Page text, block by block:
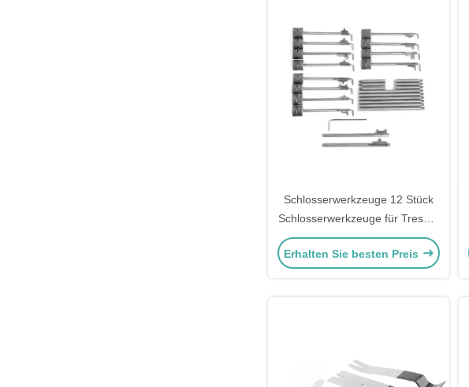
Schlosserwerkzeuge 12 Stück
Schlosserwerkzeuge für Tresore
Schlosspiker Set
Erhalten Sie besten Preis